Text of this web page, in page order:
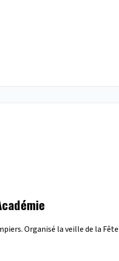
Organisé la veille de la